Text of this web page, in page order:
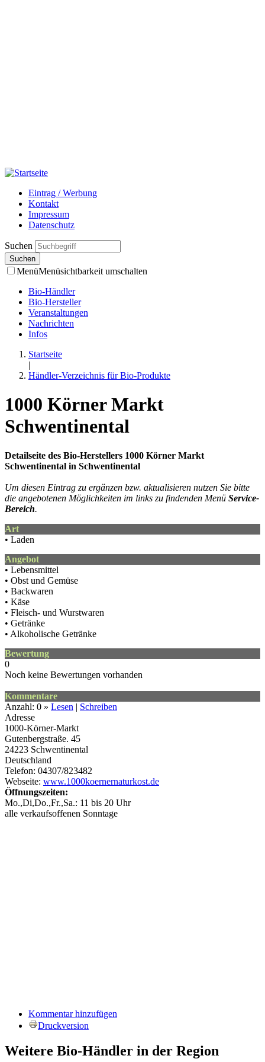
Eintrag / Werbung
Kontakt
Impressum
Datenschutz
Suchen
MenüMenüsichtbarkeit umschalten
Bio-Händler
Bio-Hersteller
Veranstaltungen
Nachrichten
Infos
Startseite
|
Händler-Verzeichnis für Bio-Produkte
1000 Körner Markt
Schwentinental
Detailseite des Bio-Herstellers 1000 Körner Markt
Schwentinental in Schwentinental
Um diesen Eintrag zu ergänzen bzw. aktualisieren nutzen Sie bitte
die angebotenen Möglichkeiten im links zu findenden Menü Service-
Bereich.
Art
• Laden
Angebot
• Lebensmittel
• Obst und Gemüse
• Backwaren
• Käse
• Fleisch- und Wurstwaren
• Getränke
• Alkoholische Getränke
Bewertung
0
Noch keine Bewertungen vorhanden
Kommentare
Anzahl: 0 » Lesen | Schreiben
Adresse
1000-Körner-Markt
Gutenbergstraße. 45
24223 Schwentinental
Deutschland
Telefon: 04307/823482
Webseite: www.1000koernernaturkost.de
Öffnungszeiten:
Mo.,Di,Do.,Fr.,Sa.: 11 bis 20 Uhr
alle verkaufsoffenen Sonntage
Kommentar hinzufügen
Druckversion
Weitere Bio-Händler in der Region